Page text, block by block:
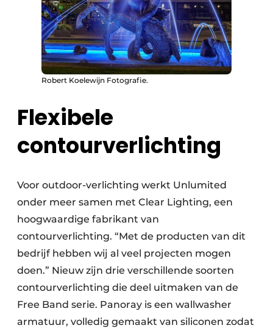
Robert Koelewijn Fotografie.
Flexibele
contourverlichting
Voor outdoor-verlichting werkt Unlumited
onder meer samen met Clear Lighting, een
hoogwaardige fabrikant van
contourverlichting. “Met de producten van dit
bedrijf hebben wij al veel projecten mogen
doen.” Nieuw zijn drie verschillende soorten
contourverlichting die deel uitmaken van de
Free Band serie. Panoray is een wallwasher
armatuur, volledig gemaakt van siliconen zodat